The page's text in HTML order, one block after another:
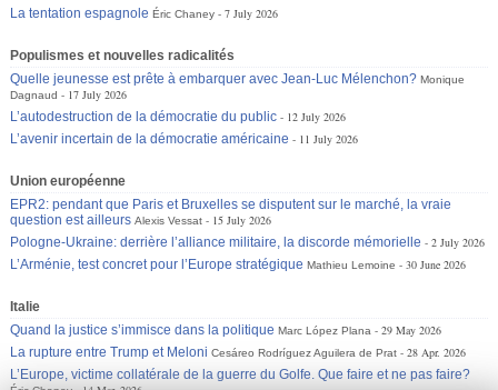
La tentation espagnole Éric Chaney 7 July 2026
Populismes et nouvelles radicalités
Quelle jeunesse est prête à embarquer avec Jean-Luc Mélenchon? Monique
Dagnaud
17 July 2026
L’autodestruction de la démocratie du public
12 July 2026
L’avenir incertain de la démocratie américaine
11 July 2026
Union européenne
EPR2: pendant que Paris et Bruxelles se disputent sur le marché, la vraie
question est ailleurs Alexis Vessat
15 July 2026
Pologne-Ukraine: derrière l’alliance militaire, la discorde mémorielle
2 July 2026
L’Arménie, test concret pour l’Europe stratégique Mathieu Lemoine 30 June 2026
Italie
Quand la justice s’immisce dans la politique Marc López Plana
29 May 2026
La rupture entre Trump et Meloni Cesáreo Rodríguez Aguilera de Prat
28 Apr. 2026
L’Europe, victime collatérale de la guerre du Golfe. Que faire et ne pas faire?